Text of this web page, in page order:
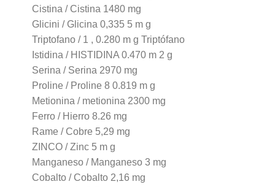
Cistina / Cistina 1480 mg
Glicini / Glicina 0,335 5 m g
Triptofano / 1 , 0.280 m g Triptófano
Istidina / HISTIDINA 0.470 m 2 g
Serina / Serina 2970 mg
Proline / Proline 8 0.819 m g
Metionina / metionina 2300 mg
Ferro / Hierro 8.26 mg
Rame / Cobre 5,29 mg
ZINCO / Zinc 5 m g
Manganeso / Manganeso 3 mg
Cobalto / Cobalto 2,16 mg